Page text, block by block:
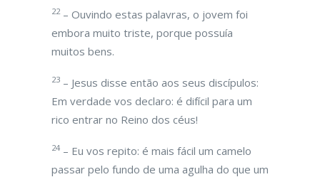
22– Ouvindo estas palavras, o jovem foi
embora muito triste, porque possuía
muitos bens.
23 – Jesus disse então aos seus discípulos:
Em verdade vos declaro: é difícil para um
rico entrar no Reino dos céus!
24 – Eu vos repito: é mais fácil um camelo
passar pelo fundo de uma agulha do que um